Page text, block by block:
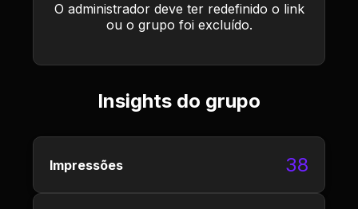
O administrador deve ter redefinido o link
ou o grupo foi excluído.
Insights do grupo
Impressões 38